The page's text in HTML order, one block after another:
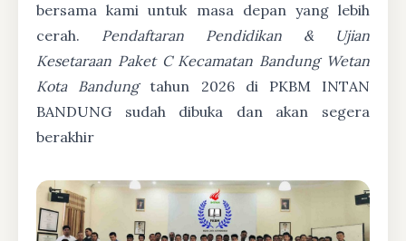
bersama kami untuk masa depan yang lebih
cerah. Pendaftaran Pendidikan & Ujian
Kesetaraan Paket C Kecamatan Bandung Wetan
Kota Bandungtahun 2026 di PKBM INTAN
BANDUNG sudah dibuka dan akan segera
berakhir